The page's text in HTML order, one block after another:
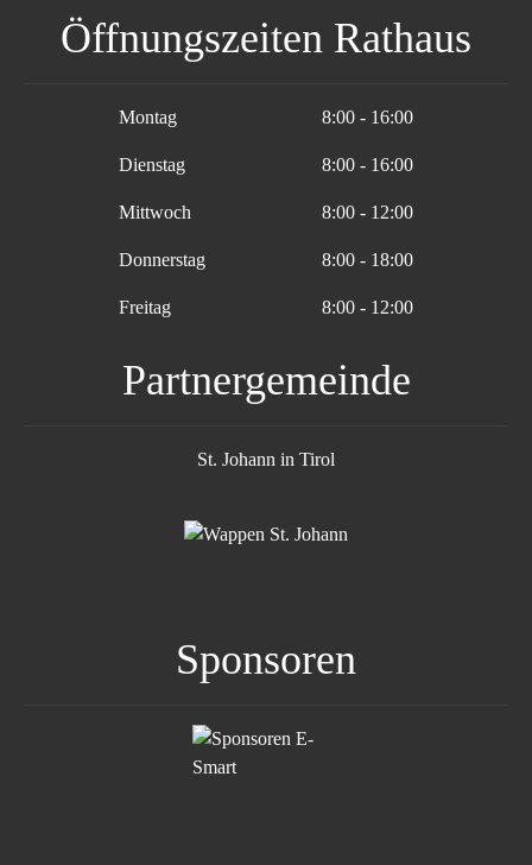
Öffnungszeiten Rathaus
Montag 8:00 - 16:00
Dienstag 8:00 - 16:00
Mittwoch 8:00 - 12:00
Donnerstag 8:00 - 18:00
Freitag 8:00 - 12:00
Partnergemeinde
St. Johann in Tirol
Sponsoren